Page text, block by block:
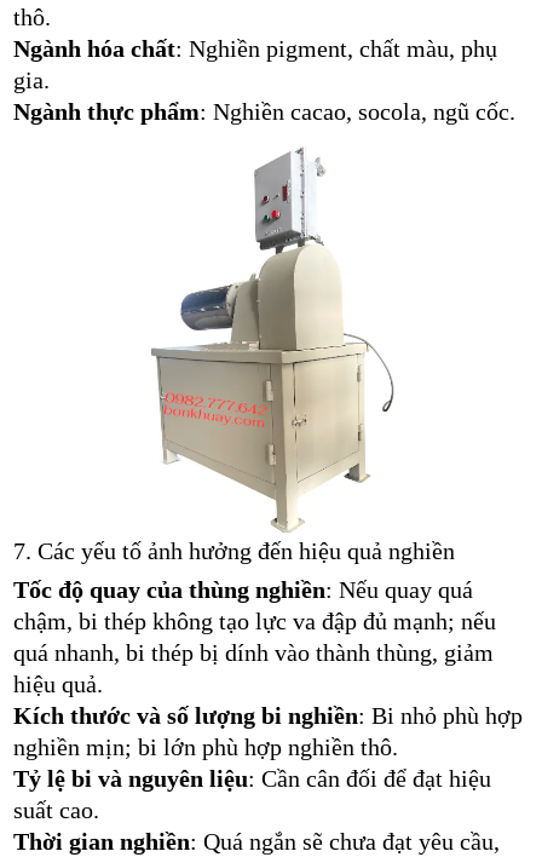
thô.
Ngành hóa chất: Nghiền pigment, chất màu, phụ
gia.
Ngành thực phẩm: Nghiền cacao, socola, ngũ cốc.
7. Các yếu tố ảnh hưởng đến hiệu quả nghiền
Tốc độ quay của thùng nghiền: Nếu quay quá
chậm, bi thép không tạo lực va đập đủ mạnh; nếu
quá nhanh, bi thép bị dính vào thành thùng, giảm
hiệu quả.
Kích thước và số lượng bi nghiền: Bi nhỏ phù hợp
nghiền mịn; bi lớn phù hợp nghiền thô.
Tỷ lệ bi và nguyên liệu: Cần cân đối để đạt hiệu
suất cao.
Thời gian nghiền: Quá ngắn sẽ chưa đạt yêu cầu,